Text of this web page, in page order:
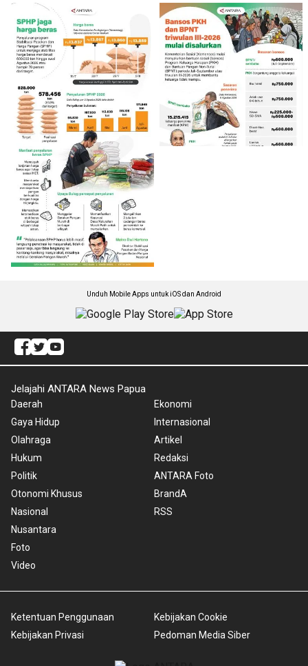
Unduh Mobile Apps untuk iOS dan Android
Jelajahi ANTARA News Papua
Daerah
Gaya Hidup
Olahraga
Hukum
Politik
Otonomi Khusus
Nasional
Nusantara
Foto
Video
Ekonomi
Internasional
Artikel
Redaksi
ANTARA Foto
BrandA
RSS
Ketentuan Penggunaan
Kebijakan Privasi
Kebijakan Cookie
Pedoman Media Siber